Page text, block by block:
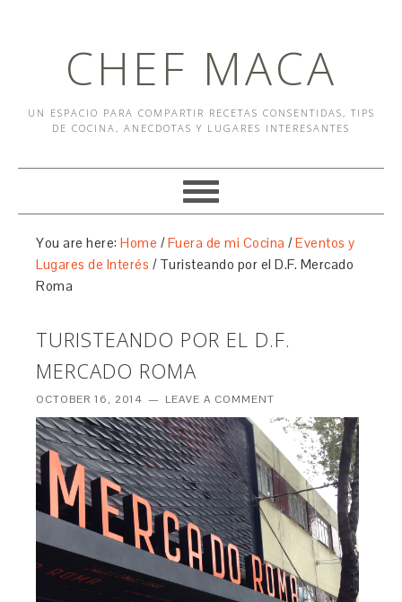
CHEF MACA
UN ESPACIO PARA COMPARTIR RECETAS CONSENTIDAS, TIPS
DE COCINA, ANECDOTAS Y LUGARES INTERESANTES
You are here:Home /Fuera de mi Cocina /Eventos y
Lugares de Interés /Turisteando por el D.F. Mercado
Roma
TURISTEANDO POR EL D.F.
MERCADO ROMA
OCTOBER 16, 2014 LEAVE A COMMENT